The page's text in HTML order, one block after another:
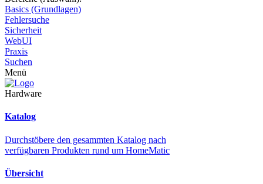
Basics (Grundlagen)
Fehlersuche
Sicherheit
WebUI
Praxis
Suchen
Menü
Hardware
Katalog
Durchstöbere den gesammten Katalog nach
verfügbaren Produkten rund um HomeMatic
Übersicht